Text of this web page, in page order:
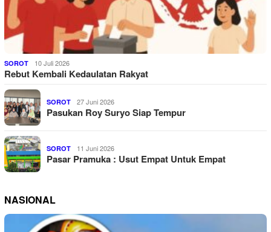
SOROT 10 Juli 2026
Rebut Kembali Kedaulatan Rakyat
SOROT 27 Juni 2026
Pasukan Roy Suryo Siap Tempur
SOROT 11 Juni 2026
Pasar Pramuka : Usut Empat Untuk Empat
NASIONAL